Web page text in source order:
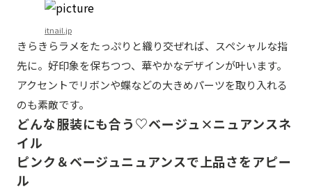
itnail.jp
きらきらラメをたっぷりと織り交ぜれば、スペシャルな指
先に。好印象を保ちつつ、華やかなデザインが叶います。
アクセントでリボンや蝶などの大きめパーツを取り入れる
のも素敵です。
どんな服装にも合う♡ベージュ×ニュアンスネ
イル
ピンク＆ベージュニュアンスで上品さをアピー
ル